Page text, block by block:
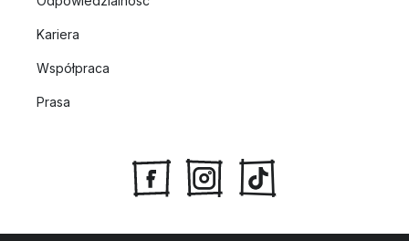
Kariera
Współpraca
Prasa